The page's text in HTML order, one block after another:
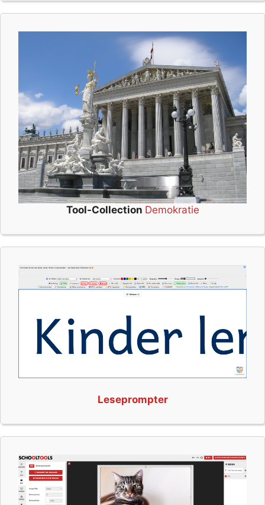
Tool-Collection Demokratie
Leseprompter